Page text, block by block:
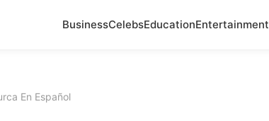
BusinessCelebsEducationEntertainment
En Español